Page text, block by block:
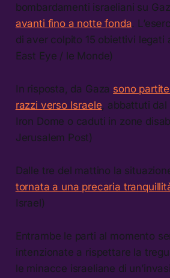
bombardamenti israeliani su
avanti fino a notte fonda.
di aver colpito 15 obiettivi legati
East Eye / le Monde)
In risposta, da Gaza sono
razzi verso Israele, abbattuti dal
Iron Dome o caduti in zone
Jerusalem Post)
Dalle tre del mattino la
tornata a una precaria
Israel)
Entrambe le parti al momento
intenzionate a rispettare la
le minacce israeliane di